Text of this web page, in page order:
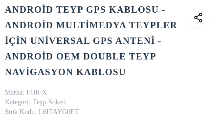
ANDROİD TEYP GPS KABLOSU -
ANDROİD MULTİMEDYA TEYPLER
İÇİN UNİVERSAL GPS ANTENİ -
ANDROİD OEM DOUBLE TEYP
NAVİGASYON KABLOSU
Marka: FOR-X
Kategori: Teyp Soketi
Stok Kodu: L6ITAYG0ET